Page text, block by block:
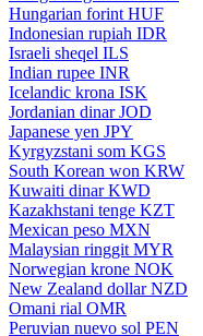
Hungarian forint HUF
Indonesian rupiah IDR
Israeli sheqel ILS
Indian rupee INR
Icelandic krona ISK
Jordanian dinar JOD
Japanese yen JPY
Kyrgyzstani som KGS
South Korean won KRW
Kuwaiti dinar KWD
Kazakhstani tenge KZT
Mexican peso MXN
Malaysian ringgit MYR
Norwegian krone NOK
New Zealand dollar NZD
Omani rial OMR
Peruvian nuevo sol PEN